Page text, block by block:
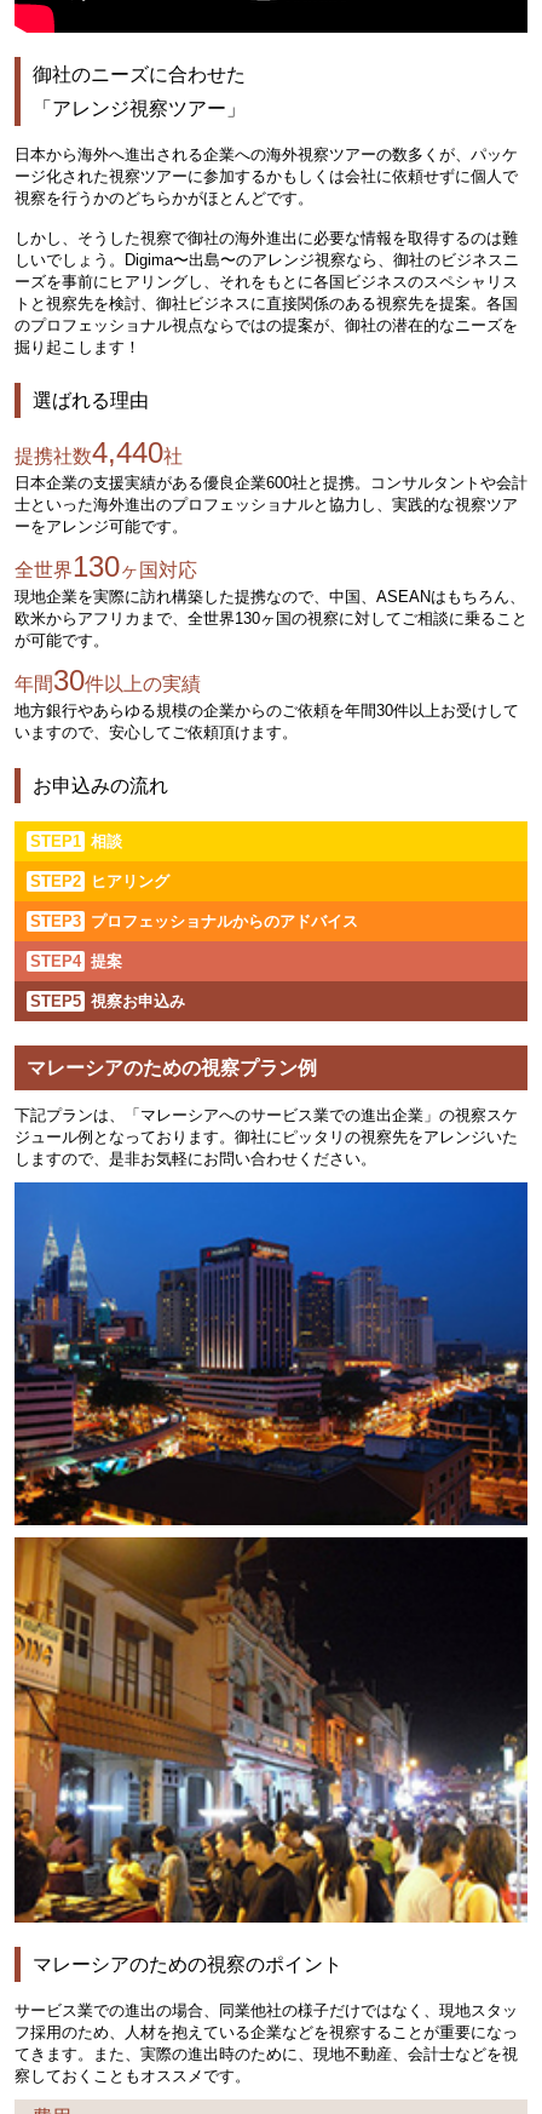
御社のニーズに合わせた
「アレンジ視察ツアー」
日本から海外へ進出される企業への海外視察ツアーの数多くが、パッケ
ージ化された視察ツアーに参加するかもしくは会社に依頼せずに個人で
視察を行うかのどちらかがほとんどです。
しかし、そうした視察で御社の海外進出に必要な情報を取得するのは難
しいでしょう。Digima〜出島〜のアレンジ視察なら、御社のビジネスニ
ーズを事前にヒアリングし、それをもとに各国ビジネスのスペシャリス
トと視察先を検討、御社ビジネスに直接関係のある視察先を提案。各国
のプロフェッショナル視点ならではの提案が、御社の潜在的なニーズを
掘り起こします！
選ばれる理由
提携社数4,440社
日本企業の支援実績がある優良企業600社と提携。コンサルタントや会計
士といった海外進出のプロフェッショナルと協力し、実践的な視察ツア
ーをアレンジ可能です。
全世界130ヶ国対応
現地企業を実際に訪れ構築した提携なので、中国、ASEANはもちろん、
欧米からアフリカまで、全世界130ヶ国の視察に対してご相談に乗ること
が可能です。
年間30件以上の実績
地方銀行やあらゆる規模の企業からのご依頼を年間30件以上お受けして
いますので、安心してご依頼頂けます。
お申込みの流れ
STEP1 相談
STEP2 ヒアリング
STEP3 プロフェッショナルからのアドバイス
STEP4 提案
STEP5 視察お申込み
マレーシアのための視察プラン例
下記プランは、「マレーシアへのサービス業での進出企業」の視察スケ
ジュール例となっております。御社にピッタリの視察先をアレンジいた
しますので、是非お気軽にお問い合わせください。
マレーシアのための視察のポイント
サービス業での進出の場合、同業他社の様子だけではなく、現地スタッ
フ採用のため、人材を抱えている企業などを視察することが重要になっ
てきます。また、実際の進出時のために、現地不動産、会計士などを視
察しておくこともオススメです。